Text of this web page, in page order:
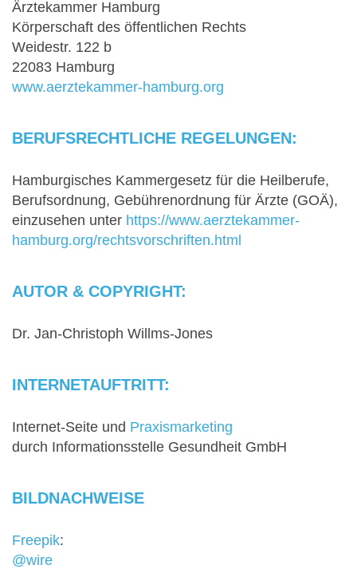
Ärztekammer Hamburg
Körperschaft des öffentlichen Rechts
Weidestr. 122 b
22083 Hamburg
www.aerztekammer-hamburg.org
BERUFSRECHTLICHE REGELUNGEN:
Hamburgisches Kammergesetz für die Heilberufe,
Berufsordnung, Gebührenordnung für Ärzte (GOÄ),
einzusehen unter https://www.aerztekammer-
hamburg.org/rechtsvorschriften.html
AUTOR & COPYRIGHT:
Dr. Jan-Christoph Willms-Jones
INTERNETAUFTRITT:
Internet-Seite und Praxismarketing
durch Informationsstelle Gesundheit GmbH
BILDNACHWEISE
Freepik:
@wire